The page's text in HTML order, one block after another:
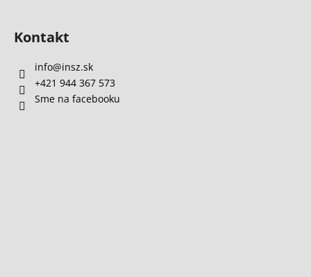
Kontakt
info@insz.sk
+421 944 367 573
Sme na facebooku